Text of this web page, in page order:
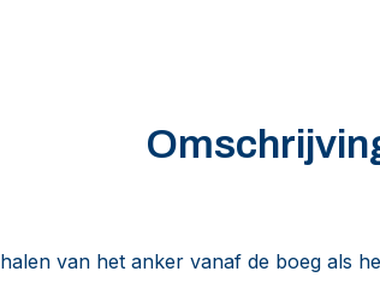
van het anker vanaf de boeg als